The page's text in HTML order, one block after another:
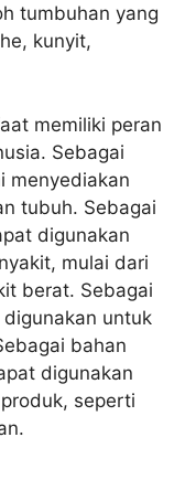
tumbuhan yang
kunyit,
memiliki peran
Sebagai
menyediakan
tubuh. Sebagai
digunakan
mulai dari
berat. Sebagai
untuk
bahan
digunakan
seperti